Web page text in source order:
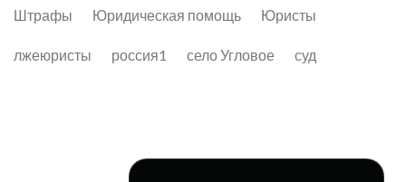
Штрафы Юридическая помощь Юристы
лжеюристы россия1 село Угловое суд